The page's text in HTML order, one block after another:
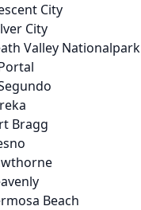
City
City
Valley Nationalpark
Bragg
Beach